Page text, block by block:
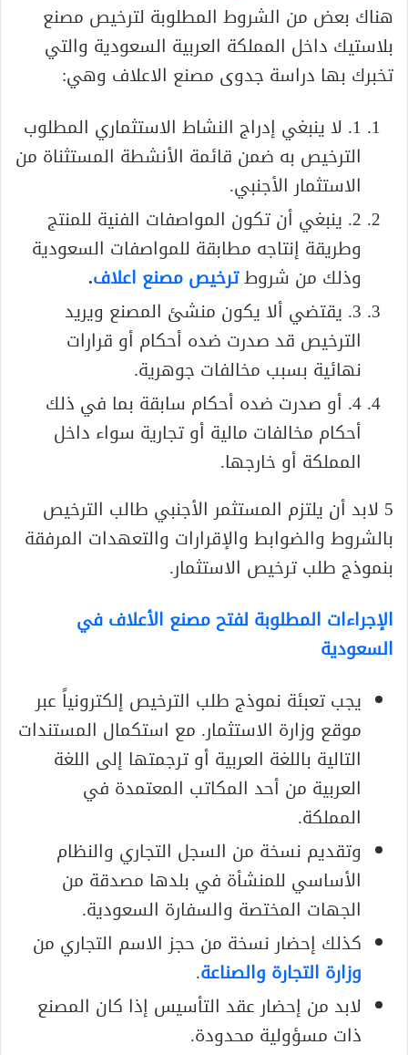
هناك بعض من الشروط المطلوبة لترخيص مصنع
بلاستيك داخل المملكة العربية السعودية والتي
تخبرك بها دراسة جدوى مصنع الاعلاف وهي:
1. لا ينبغي إدراج النشاط الاستثماري المطلوب
الترخيص به ضمن قائمة الأنشطة المستثناة من
الاستثمار الأجنبي.
2. ينبغي أن تكون المواصفات الفنية للمنتج
وطريقة إنتاجه مطابقة للمواصفات السعودية
وذلك من شروطترخيص مصنع اعلاف.
3. يقتضي ألا يكون منشئ المصنع ويريد
الترخيص قد صدرت ضده أحكام أو قرارات
نهائية بسبب مخالفات جوهرية.
4. أو صدرت ضده أحكام سابقة بما في ذلك
أحكام مخالفات مالية أو تجارية سواء داخل
المملكة أو خارجها.
5 لابد أن يلتزم المستثمر الأجنبي طالب الترخيص
بالشروط والضوابط والإقرارات والتعهدات المرفقة
بنموذج طلب ترخيص الاستثمار.
الإجراءات المطلوبة لفتح مصنع الأعلاف في
السعودية
يجب تعبئة نموذج طلب الترخيص إلكترونياً عبر
موقع وزارة الاستثمار. مع استكمال المستندات
التالية باللغة العربية أو ترجمتها إلى اللغة
العربية من أحد المكاتب المعتمدة في
المملكة.
وتقديم نسخة من السجل التجاري والنظام
الأساسي للمنشأة في بلدها مصدقة من
الجهات المختصة والسفارة السعودية.
كذلك إحضار نسخة من حجز الاسم التجاري من
وزارة التجارة والصناعة.
لابد من إحضار عقد التأسيس إذا كان المصنع
ذات مسؤولية محدودة.